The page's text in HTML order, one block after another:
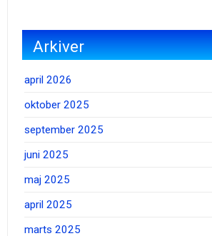
Arkiver
april 2026
oktober 2025
september 2025
juni 2025
maj 2025
april 2025
marts 2025